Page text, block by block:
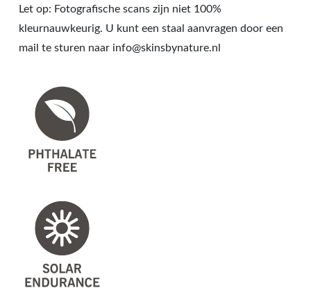
Let op: Fotografische scans zijn niet 100%
kleurnauwkeurig. U kunt een staal aanvragen door een
mail te sturen naar info@skinsbynature.nl